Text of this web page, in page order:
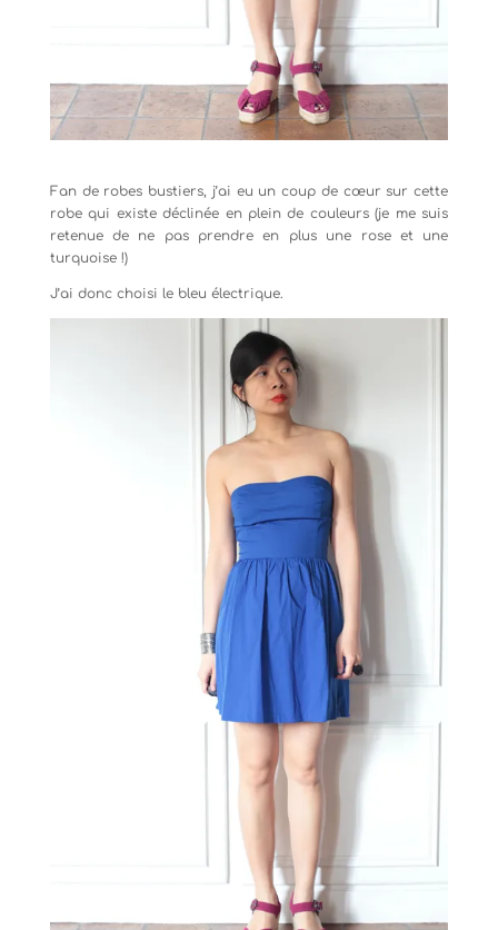
Fan de robes bustiers, j’ai eu un coup de cœur sur cette
robe qui existe déclinée en plein de couleurs (je me suis
retenue de ne pas prendre en plus une rose et une
turquoise !)
J’ai donc choisi le bleu électrique.